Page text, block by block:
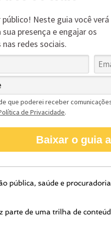
Neste guia você
presença e engajar os
redes sociais.
que poderei receber
de Privacidade.
Baixar o guia
parte de uma trilha de